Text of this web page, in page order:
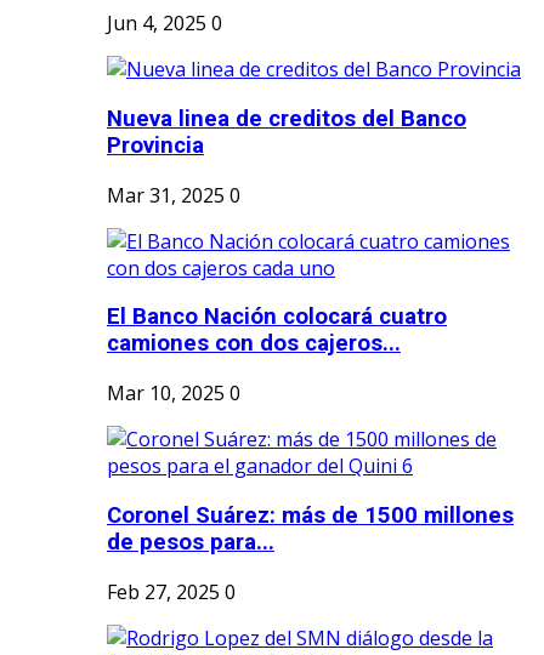
Jun 4, 2025 0
Nueva linea de creditos del Banco
Provincia
Mar 31, 2025 0
El Banco Nación colocará cuatro
camiones con dos cajeros...
Mar 10, 2025 0
Coronel Suárez: más de 1500 millones
de pesos para...
Feb 27, 2025 0